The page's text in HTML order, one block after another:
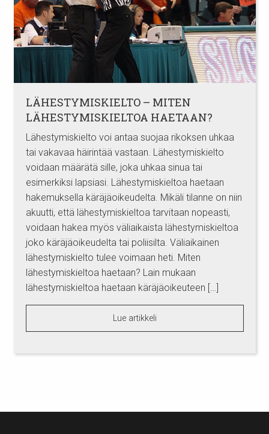
LÄHESTYMISKIELTO – MITEN
LÄHESTYMISKIELTOA HAETAAN?
Lähestymiskielto voi antaa suojaa rikoksen uhkaa
tai vakavaa häirintää vastaan. Lähestymiskielto
voidaan määrätä sille, joka uhkaa sinua tai
esimerkiksi lapsiasi. Lähestymiskieltoa haetaan
hakemuksella käräjäoikeudelta. Mikäli tilanne on niin
akuutti, että lähestymiskieltoa tarvitaan nopeasti,
voidaan hakea myös väliaikaista lähestymiskieltoa
joko käräjäoikeudelta tai poliisilta. Väliaikainen
lähestymiskielto tulee voimaan heti. Miten
lähestymiskieltoa haetaan? Lain mukaan
lähestymiskieltoa haetaan käräjäoikeuteen […]
Lue artikkeli